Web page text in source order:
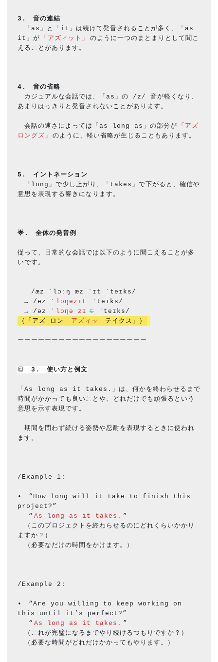
3. 音の連結
「as」と「it」は続けて発音されることが多く、「as
it」が
「アズィット」
のように一つのまとまりとして聞こ
えることがあります。
4. 音の省略
カジュアルな会話では、「as」の /z/ 音が軽くなり、
あまりはっきりと発音されないことがあります。
会話の速さによっては「as long as」の部分が
「アズ
ロングズ」
のように、軽い省略が生じることもあります。
5.　イントネーション
「long」で少し上がり、「takes」で下がると、確信や
意思を表現する響きになります。
🌟.　全体の発音例
従って、日常的な会話では以下のように聞こえることが多
いです。
/æz ˈlɔːŋ æz ˈɪt ˈteɪks/
→ /əz ˈ lɔŋəzɪt
ˈteɪks/
→ /əz ˈ lɔŋə zɪ t
ˈteɪks/
（「アズ ロン
アズィッ テイクス」）
ーーーーーーーーーーーーーーーーーーー
🔳 3.　使い方と 例文
「As long as it takes.」は、何かを終わらせるまで
時間がかかっても良いことや、どれだけでも頑張るという
意思を示す表現です。
期間を問わず続ける姿勢や忍耐を表現するときに使われ
ます。
/Example 1:
•　“How long will it take to finish this
project?”
“ As long as it takes. ”
（このプロジェクトを終わらせるのにどれくらいかかり
ますか？）
（必要なだけの時間をかけます。）
/Example 2:
•　“Are you willing to keep working on
this until it’s perfect?”
“ As long as it takes. ”
（これが完璧になるまでやり続けるつもりですか？）
（必要な時間がどれだけかかってもやります。）